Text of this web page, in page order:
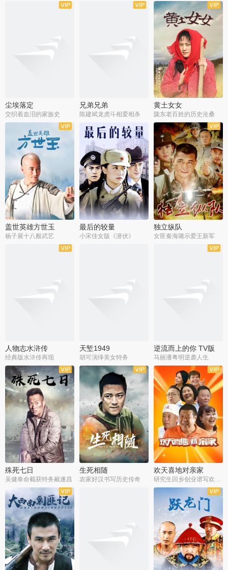
尘埃落定
交织着血泪的家族史
兄弟兄弟
陈建斌龙虎斗相爱相杀
全23集
黄土女女
陇东老百姓的历史沧桑
全36集
盖世英雄方世玉
杨子展十八般武艺
全28集
最后的较量
小宋佳女版《潜伏》
全44集
独立纵队
女匪秦海璐示爱王新军
人物志水浒传
经典版水浒传再现
天堑1949
胡可演绎美女特务
逆流而上的你 TV版
马丽潘粤明逆袭人生
全34集
殊死七日
吴健奉命截获特务戴遂昌
全21集
生死相随
农家好汉书写历史传奇
全35集
欢天喜地对亲家
全30集